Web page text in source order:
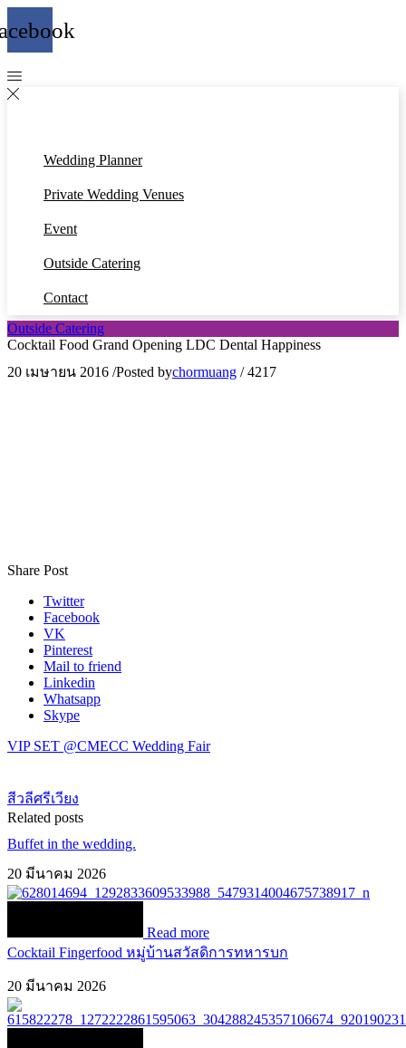
Wedding Planner
Private Wedding Venues
Event
Outside Catering
Contact
Outside Catering
Cocktail Food Grand Opening LDC Dental Happiness
20 เมษายน 2016 /Posted bychormuang / 4217
Share Post
Twitter
Facebook
VK
Pinterest
Mail to friend
Linkedin
Whatsapp
Skype
VIP SET @CMECC Wedding Fair
สีวลีศรีเวียง
Related posts
Buffet in the wedding.
20 มีนาคม 2026
Read more
Cocktail Fingerfood หมู่บ้านสวัสดิการทหารบก
20 มีนาคม 2026